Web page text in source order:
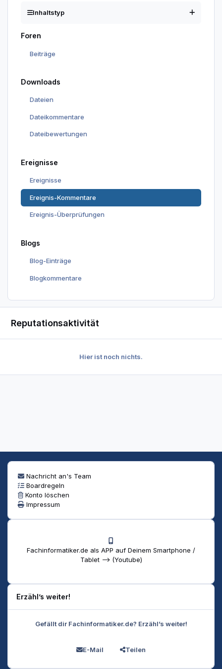
Inhaltstyp
Foren
Beiträge
Downloads
Dateien
Dateikommentare
Dateibewertungen
Ereignisse
Ereignisse
Ereignis-Kommentare
Ereignis-Überprüfungen
Blogs
Blog-Einträge
Blogkommentare
Reputationsaktivität
Hier ist noch nichts.
Nachricht an's Team
Boardregeln
Konto löschen
Impressum
Fachinformatiker.de als APP auf Deinem Smartphone /
Tablet --> (Youtube)
Erzähl’s weiter!
Gefällt dir Fachinformatiker.de? Erzähl’s weiter!
E-Mail Teilen